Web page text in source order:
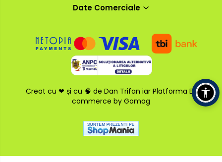
Date Comerciale
Creat cu ❤ și cu 🧠 de Dan Trifan iar Platforma E-
commerce by Gomag